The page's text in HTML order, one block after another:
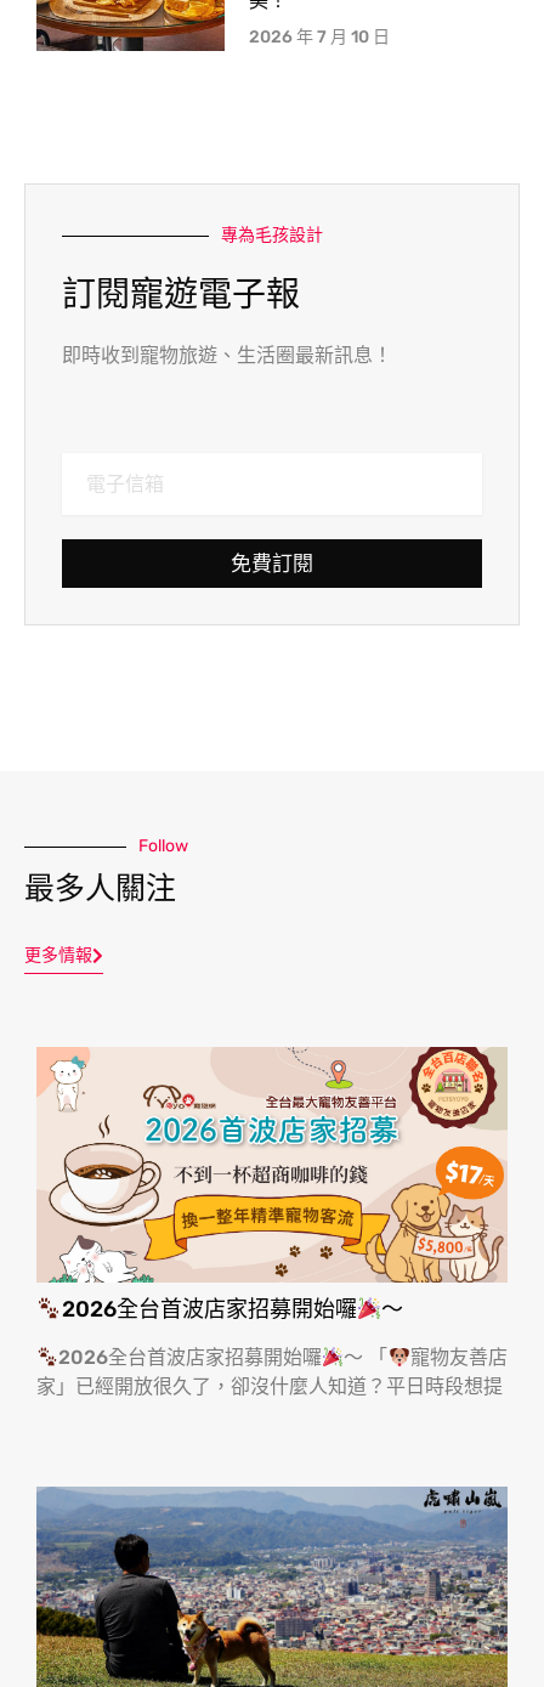
2026 年 7 月 10 日
專為毛孩設計
訂閱寵遊電子報
即時收到寵物旅遊、生活圈最新訊息！
免費訂閱
Follow
最多人關注
更多情報
2026全台首波店家招募開始囉 ～
2026全台首波店家招募開始囉 ～ 「
寵物友善店
家」已經開放很久了，卻沒什麼人知道？平日時段想提